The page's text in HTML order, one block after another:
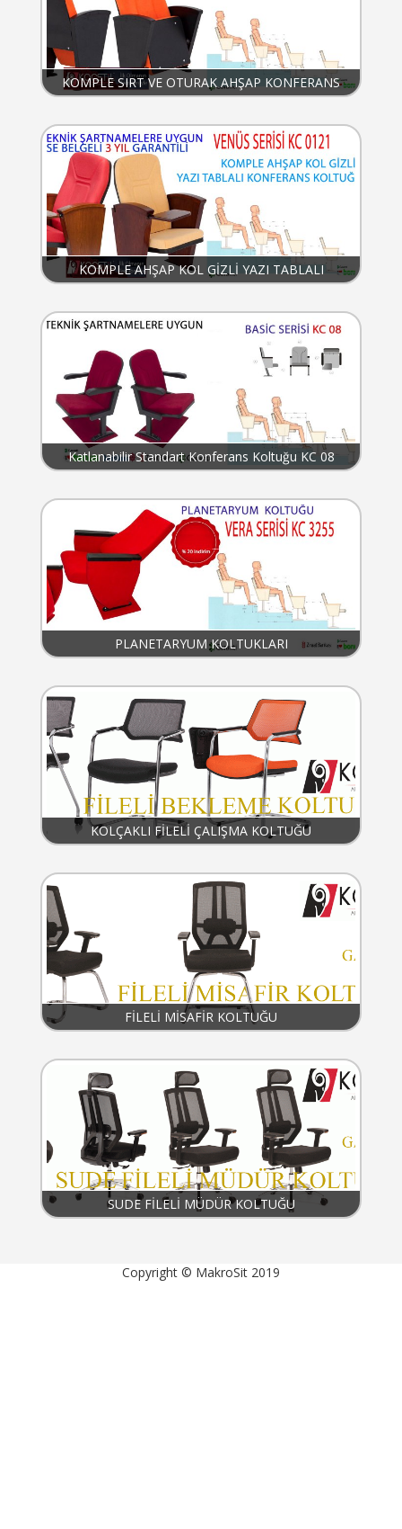
KOMPLE SIRT VE OTURAK AHŞAP KONFERANS
KOMPLE AHŞAP KOL GİZLİ YAZI TABLALI
Katlanabilir Standart Konferans Koltuğu KC 08
PLANETARYUM KOLTUKLARI
KOLÇAKLI FİLELİ ÇALIŞMA KOLTUĞU
FİLELİ MİSAFİR KOLTUĞU
SUDE FİLELİ MÜDÜR KOLTUĞU
Copyright © MakroSit 2019